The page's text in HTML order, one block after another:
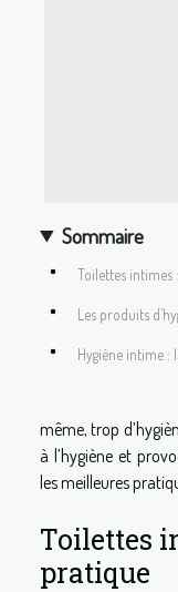
Sommaire
Toilettes intimes
Les produits
Hygiène intime :
même, trop
à l’hygiène et
les meilleures
Toilettes
pratique